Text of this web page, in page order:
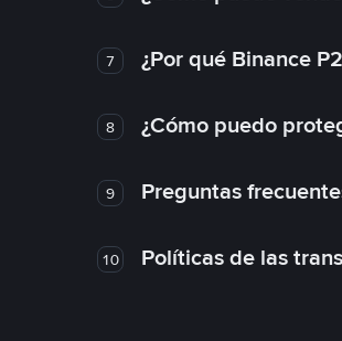
7 ¿Por qué Binance
8 ¿Cómo puedo
9 Preguntas
10 Políticas de las